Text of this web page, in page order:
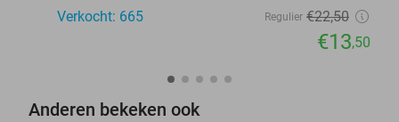
Verkocht: 665
Regulier €22,50
€13,50
Anderen bekeken ook